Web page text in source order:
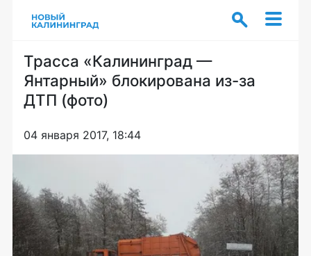
Трасса «Калининград —
Янтарный» блокирована из-за
ДТП (фото)
04 января 2017, 18:44